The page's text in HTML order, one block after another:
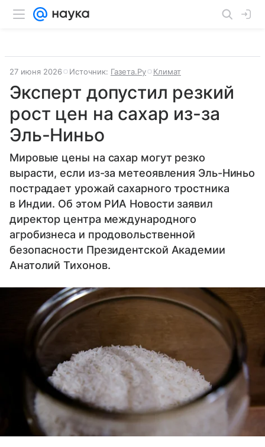
27 июня 2026 Источник: Газета.Ру Климат
Эксперт допустил резкий
рост цен на сахар из-за
Эль-Ниньо
Мировые цены на сахар могут резко
вырасти, если из-за метеоявления Эль-Ниньо
пострадает урожай сахарного тростника
в Индии. Об этом РИА Новости заявил
директор центра международного
агробизнеса и продовольственной
безопасности Президентской Академии
Анатолий Тихонов.